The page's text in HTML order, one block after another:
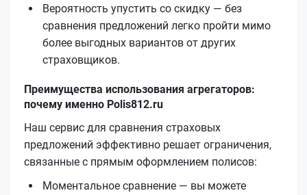
Вероятность упустить со скидку — без
сравнения предложений легко пройти мимо
более выгодных вариантов от других
страховщиков.
Преимущества использования агрегаторов:
почему именно Polis812.ru
Наш сервис для сравнения страховых
предложений эффективно решает ограничения,
связанные с прямым оформлением полисов:
Моментальное сравнение — вы можете